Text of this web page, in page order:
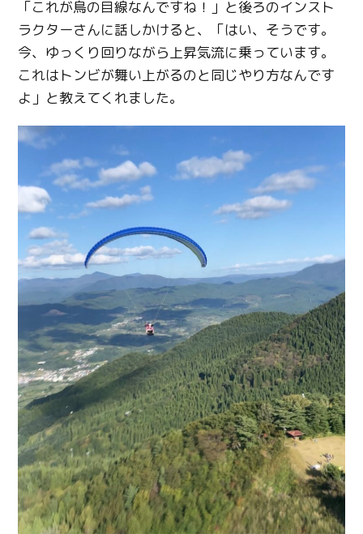
「これが鳥の目線なんですね！」と後ろのインスト
ラクターさんに話しかけると、「はい、そうです。
今、ゆっくり回りながら上昇気流に乗っています。
これはトンビが舞い上がるのと同じやり方なんです
よ」と教えてくれました。
Twitter
Facebook
Line
Copy URL